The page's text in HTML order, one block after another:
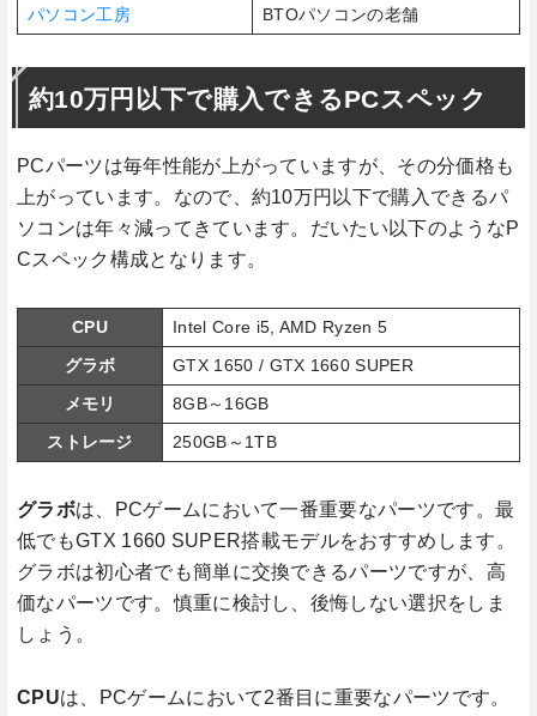
パソコン工房
BTOパソコンの老舗
約10万円以下で購入できるPCスペック
PCパーツは毎年性能が上がっていますが、その分価格も
上がっています。なので、約10万円以下で購入できるパ
ソコンは年々減ってきています。だいたい以下のようなP
Cスペック構成となります。
CPU
Intel Core i5, AMD Ryzen 5
グラボ
GTX 1650 / GTX 1660 SUPER
メモリ
8GB～16GB
ストレージ
250GB～1TB
グラボは、PCゲームにおいて一番重要なパーツです。最
低でもGTX 1660 SUPER搭載モデルをおすすめします。
グラボは初心者でも簡単に交換できるパーツですが、高
価なパーツです。慎重に検討し、後悔しない選択をしま
しょう。
CPUは、PCゲームにおいて2番目に重要なパーツです。